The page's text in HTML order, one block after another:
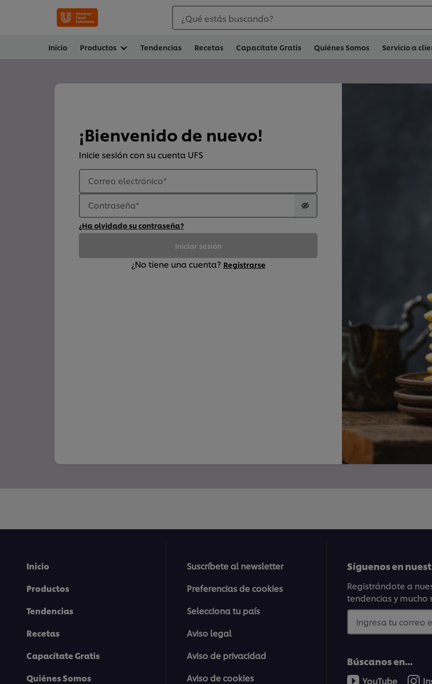
¿Qué estás buscando?
Inicio Productos Tendencias Recetas Capacítate Gratis Quiénes Somos Servicio a
¡Bienvenido de nuevo!
Inicie sesión con su cuenta UFS
Correo electrónico*
Contraseña*
¿Ha olvidado su contraseña?
Iniciar sesión
¿No tiene una cuenta? Registrarse
Inicio
Productos
Tendencias
Recetas
Capacítate Gratis
Quiénes Somos
Suscríbete al newsletter
Preferencias de cookies
Selecciona tu país
Aviso legal
Aviso de privacidad
Aviso de cookies
Síguenos en
Registrándote a
tendencias y mucho
ingresa tu correo
Búscanos en...
YouTube